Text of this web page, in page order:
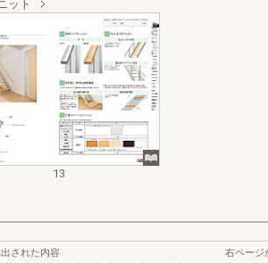
ット
13
された内容
右ページ